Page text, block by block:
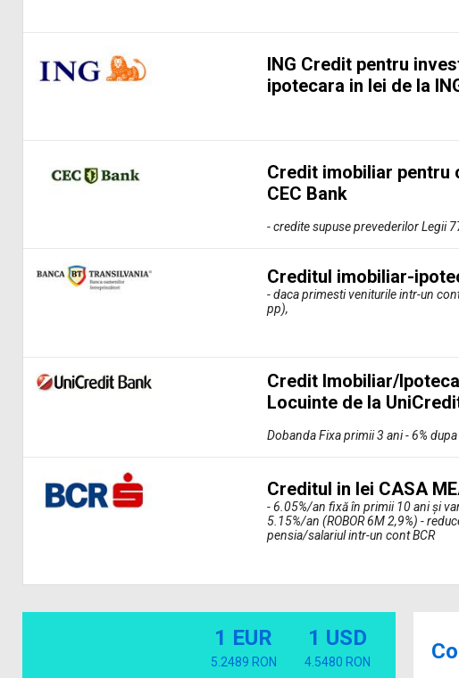
ING Credit pentru
ipotecara in lei de la
Credit imobiliar pentru
CEC Bank
- credite supuse prevederilor Legii
Creditul imobiliar-
- daca primesti veniturile intr-un
pp),
Credit Imobiliar/
Locuinte de la
Dobanda Fixa primii 3 ani - 6%
Creditul in lei CASA
- 6.05%/an fixă în primii 10 ani şi
5.15%/an (ROBOR 6M 2,9%) -
pensia/salariul intr-un cont BCR
1 EUR
5.2489 RON
1 USD
4.5480 RON